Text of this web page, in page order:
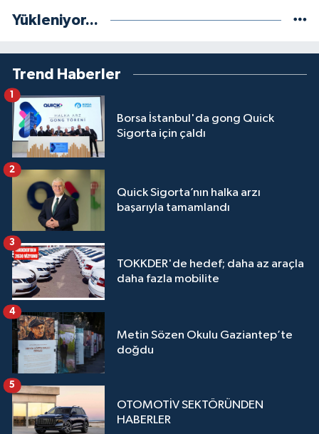
Yükleniyor...
Trend Haberler
Borsa İstanbul'da gong Quick
Sigorta için çaldı
1
Quick Sigorta’nın halka arzı
başarıyla tamamlandı
2
TOKKDER'de hedef; daha az araçla
daha fazla mobilite
3
Metin Sözen Okulu Gaziantep’te
doğdu
4
OTOMOTİV SEKTÖRÜNDEN
HABERLER
5